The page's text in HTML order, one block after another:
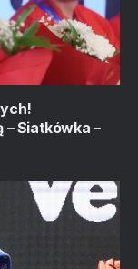
Siatkówka –